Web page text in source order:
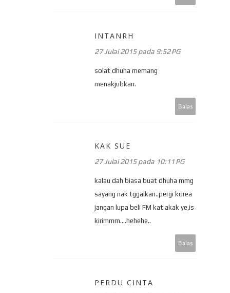
INTANRH
27 Julai 2015 pada 9:52 PG
solat dhuha memang
menakjubkan.
Balas
KAK SUE
27 Julai 2015 pada 10:11 PG
kalau dah biasa buat dhuha mmg
sayang nak tggalkan..pergi korea
jangan lupa beli FM kat akak ye,is
kirimmm....hehehe..
Balas
PERDU CINTA